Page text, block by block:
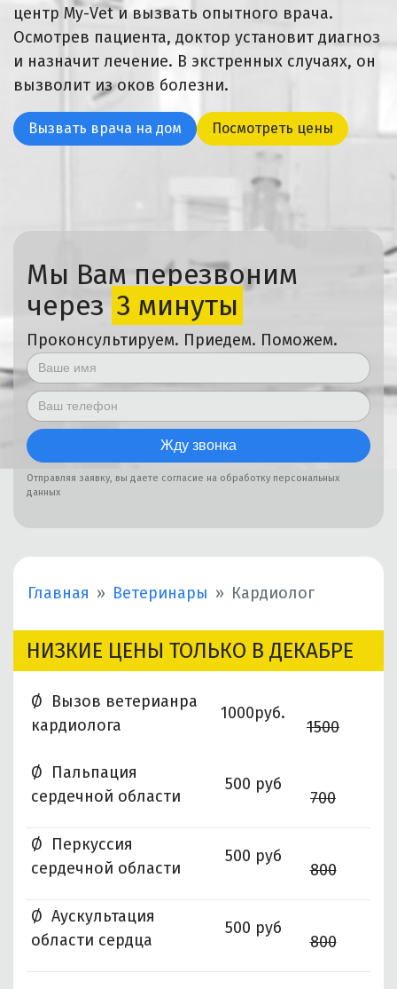
центр My-Vet и вызвать опытного врача.
Осмотрев пациента, доктор установит диагноз
и назначит лечение. В экстренных случаях, он
вызволит из оков болезни.
Вызвать врача на дом Посмотреть цены
Мы Вам перезвоним
через 3 минуты
Проконсультируем. Приедем. Поможем.
Отправляя заявку, вы даете согласие на обработку персональных
данных
Главная Ветеринары Кардиолог
НИЗКИЕ ЦЕНЫ ТОЛЬКО В ДЕКАБРЕ
Ø Вызов ветерианра
кардиолога
1000руб.
1500
Ø Пальпация
сердечной области
500 руб
700
Ø Перкуссия
сердечной области
500 руб
800
Ø Аускультация
области сердца
500 руб
800